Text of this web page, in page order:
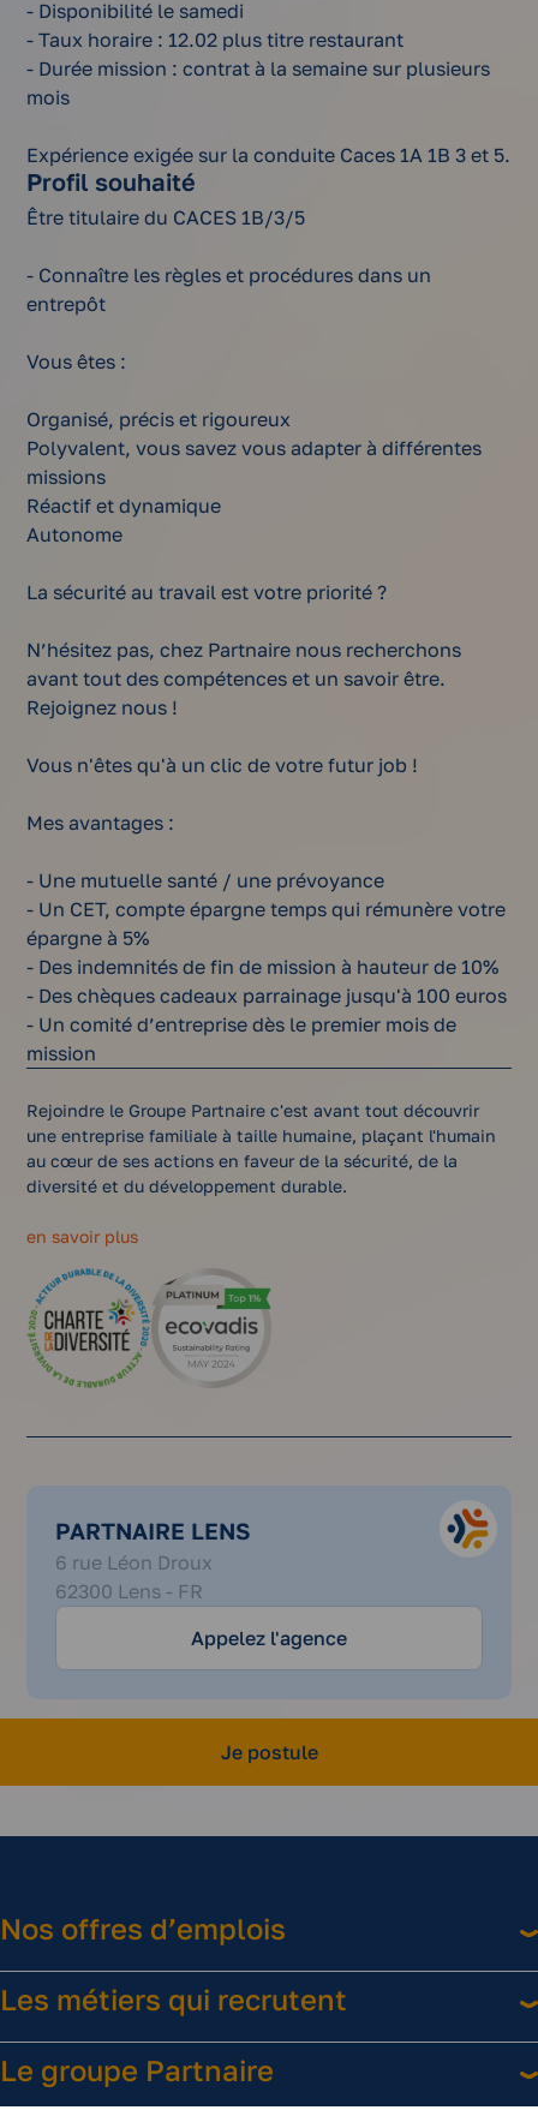
- Disponibilité le samedi
- Taux horaire : 12.02 plus titre restaurant
- Durée mission : contrat à la semaine sur plusieurs
mois
Expérience exigée sur la conduite Caces 1A 1B 3 et 5.
Profil souhaité
Être titulaire du CACES 1B/3/5
- Connaître les règles et procédures dans un
entrepôt
Vous êtes :
Organisé, précis et rigoureux
Polyvalent, vous savez vous adapter à différentes
missions
Réactif et dynamique
Autonome
La sécurité au travail est votre priorité ?
N’hésitez pas, chez Partnaire nous recherchons
avant tout des compétences et un savoir être.
Rejoignez nous !
Vous n'êtes qu'à un clic de votre futur job !
Mes avantages :
- Une mutuelle santé / une prévoyance
- Un CET, compte épargne temps qui rémunère votre
épargne à 5%
- Des indemnités de fin de mission à hauteur de 10%
- Des chèques cadeaux parrainage jusqu'à 100 euros
- Un comité d’entreprise dès le premier mois de
mission
Rejoindre le Groupe Partnaire c'est avant tout découvrir
une entreprise familiale à taille humaine, plaçant l'humain
au cœur de ses actions en faveur de la sécurité, de la
diversité et du développement durable.
en savoir plus
PARTNAIRE LENS
6 rue Léon Droux
62300 Lens - FR
21
14
00
Appelez l'agence
Je postule
Nos offres d’emplois
Les métiers qui recrutent
Le groupe Partnaire